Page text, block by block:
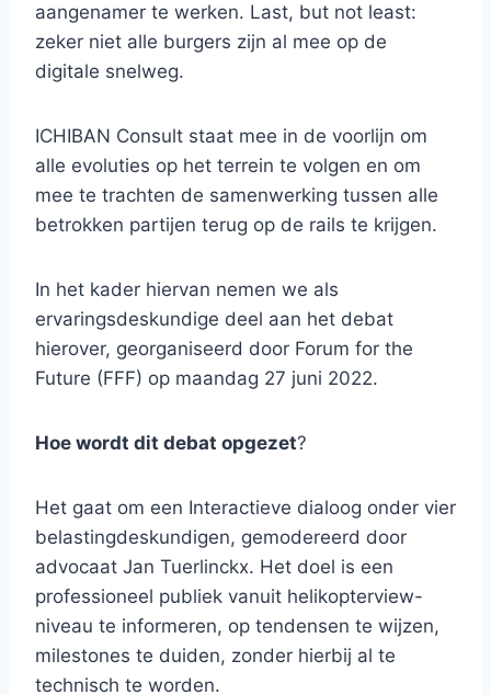
aangenamer te werken. Last, but not least:
zeker niet alle burgers zijn al mee op de
digitale snelweg.
ICHIBAN Consult staat mee in de voorlijn om
alle evoluties op het terrein te volgen en om
mee te trachten de samenwerking tussen alle
betrokken partijen terug op de rails te krijgen.
In het kader hiervan nemen we als
ervaringsdeskundige deel aan het debat
hierover, georganiseerd door Forum for the
Future (FFF) op maandag 27 juni 2022.
Hoe wordt dit debat opgezet?
Het gaat om een Interactieve dialoog onder vier
belastingdeskundigen, gemodereerd door
advocaat Jan Tuerlinckx. Het doel is een
professioneel publiek vanuit helikopterview-
niveau te informeren, op tendensen te wijzen,
milestones te duiden, zonder hierbij al te
technisch te worden.